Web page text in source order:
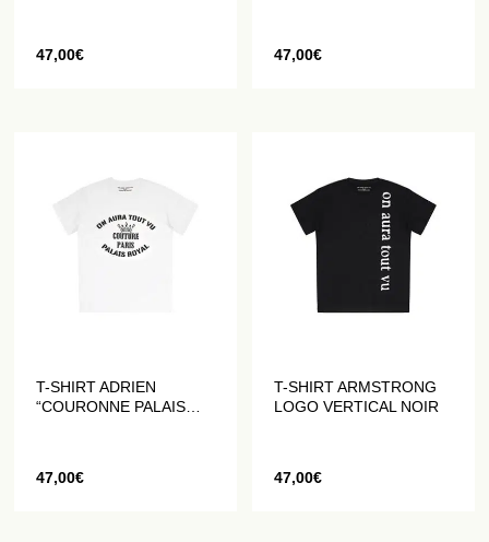
47,00€ 47,00€
T-SHIRT ADRIEN
“COURONNE PALAIS
47,00€
T-SHIRT ARMSTRONG
LOGO VERTICAL NOIR
47,00€